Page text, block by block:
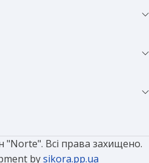
"Norte". Всі права захищено.
bysikora.pp.ua